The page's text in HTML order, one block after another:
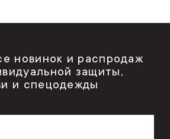
новинок и распродаж
защиты,
и спецодежды